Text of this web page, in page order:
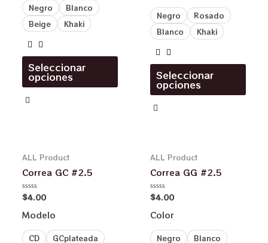
Negro
Blanco
Beige
Khaki
Seleccionar
opciones
Negro
Rosado
Blanco
Khaki
Seleccionar
opciones
ALL Product
Correa GC #2.5
Valorado
0
de
$4.00
Modelo
CD GCplateada
ALL Product
Correa GG #2.5
Valorado
0
de
$4.00
Color
Negro Blanco